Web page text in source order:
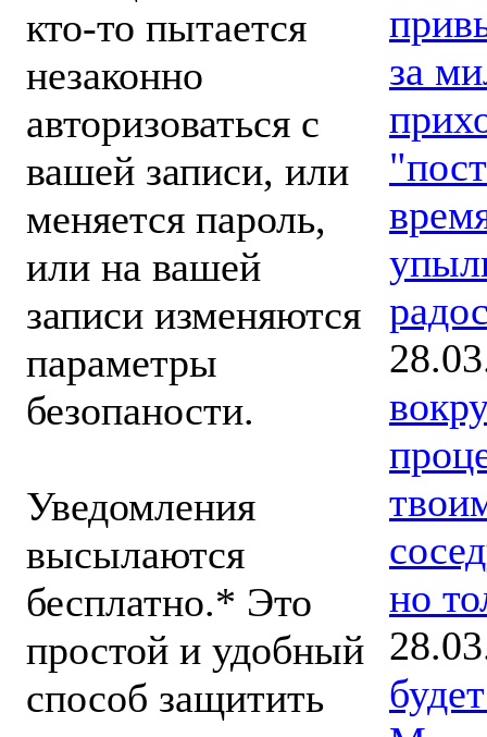
кто-то пытается
незаконно
авторизоваться с
вашей записи, или
меняется пароль,
или на вашей
записи изменяются
параметры
безопаности.
Уведомления
высылаются
бесплатно.* Это
простой и удобный
способ защитить
за
но